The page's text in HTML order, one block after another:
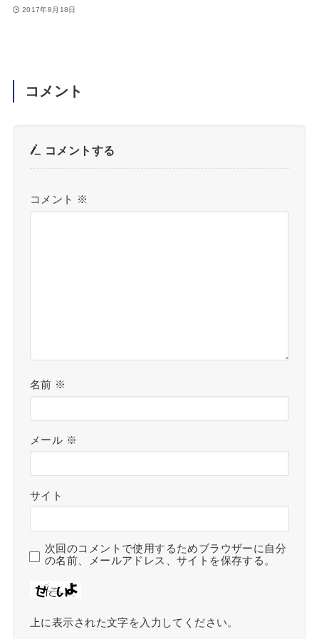
2017年8月18日
コメント
コメントする
コメント ※
名前 ※
メール ※
サイト
次回のコメントで使用するためブラウザーに自分
の名前、メールアドレス、サイトを保存する。
上に表示された文字を入力してください。